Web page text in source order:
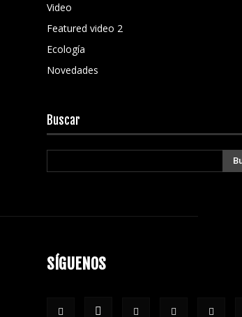
Video
Featured video 2
Ecología
Novedades
Buscar
SÍGUENOS